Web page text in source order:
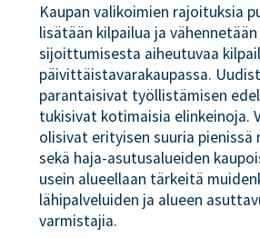
Kaupan valikoimien rajoituksia
lisätään kilpailua ja vähennetään
sijoittumisesta aiheutuvaa
päivittäistavarakaupassa.
parantaisivat työllistämisen
tukisivat kotimaisia elinkeinoja.
olisivat erityisen suuria pienissä
sekä haja-asutusalueiden
usein alueellaan tärkeitä
lähipalveluiden ja alueen
varmistajia.